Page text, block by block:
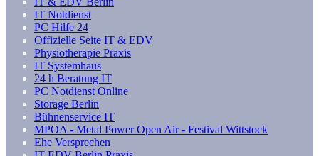
IT Notdienst
PC Hilfe 24
Offizielle Seite IT & EDV
Physiotherapie Praxis
IT Systemhaus
24 h Beratung IT
PC Notdienst Online
Storage Berlin
Bühnenservice IT
MPOA - Metal Power Open Air - Festival Wittstock
Ehe Versprechen